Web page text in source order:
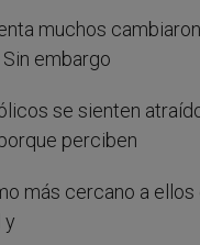
muchos
embargo
se sienten
perciben
más cercano a ellos
y